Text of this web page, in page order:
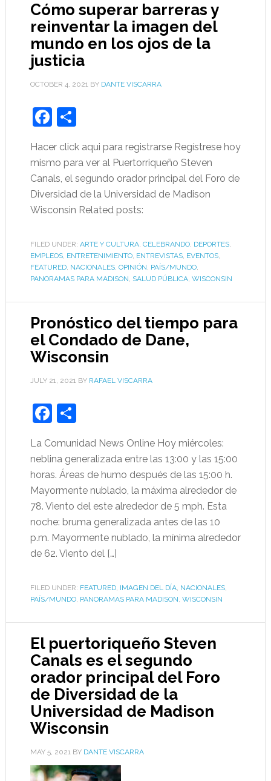
Cómo superar barreras y
reinventar la imagen del
mundo en los ojos de la
justicia
OCTOBER 4, 2021BY DANTE VISCARRA
Facebook
Share
Hacer click aqui para registrarse Regístrese hoy
mismo para ver al Puertorriqueño Steven
Canals, el segundo orador principal del Foro de
Diversidad de la Universidad de Madison
Wisconsin Related posts:
FILED UNDER: ARTE Y CULTURA, CELEBRANDO, DEPORTES,
EMPLEOS, ENTRETENIMIENTO, ENTREVISTAS, EVENTOS,
FEATURED, NACIONALES, OPINIÓN, PAÍS/MUNDO,
PANORAMAS PARA MADISON, SALUD PÚBLICA, WISCONSIN
Pronóstico del tiempo para
el Condado de Dane,
Wisconsin
JULY 21, 2021BY RAFAEL VISCARRA
Facebook
Share
La Comunidad News Online Hoy miércoles:
neblina generalizada entre las 13:00 y las 15:00
horas. Áreas de humo después de las 15:00 h.
Mayormente nublado, la máxima alrededor de
78. Viento del este alrededor de 5 mph. Esta
noche: bruma generalizada antes de las 10
p.m. Mayormente nublado, la mínima alrededor
de 62. Viento del […]
FILED UNDER: FEATURED, IMAGEN DEL DÍA, NACIONALES,
PAÍS/MUNDO, PANORAMAS PARA MADISON, WISCONSIN
El puertoriqueño Steven
Canals es el segundo
orador principal del Foro
de Diversidad de la
Universidad de Madison
Wisconsin
MAY 5, 2021BY DANTE VISCARRA